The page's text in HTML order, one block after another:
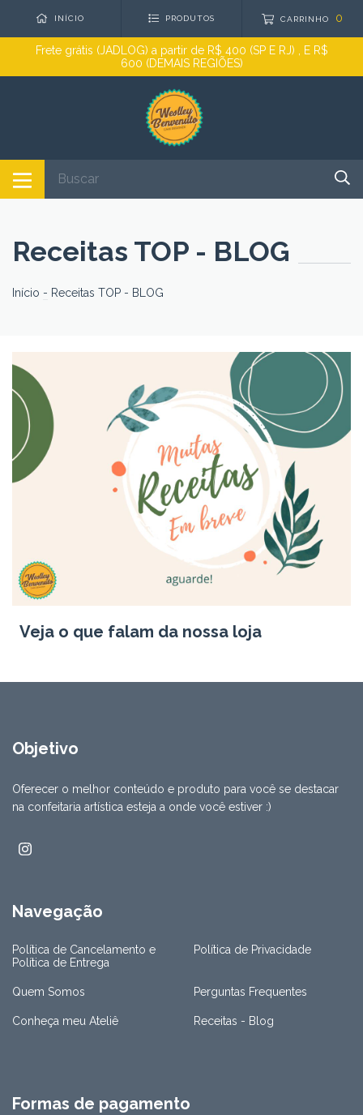
INÍCIO PRODUTOS CARRINHO 0
Frete grátis (JADLOG) a partir de R$ 400 (SP E RJ) , E R$
600 (DEMAIS REGIÕES)
Receitas TOP - BLOG
Início - Receitas TOP - BLOG
Veja o que falam da nossa loja
Objetivo
Oferecer o melhor conteúdo e produto para você se destacar
na confeitaria artística esteja a onde você estiver :)
Navegação
Política de Cancelamento e
Política de Entrega
Política de Privacidade
Quem Somos Perguntas Frequentes
Conheça meu Ateliê Receitas - Blog
Formas de pagamento